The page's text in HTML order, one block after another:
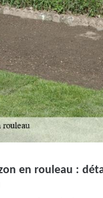
en rouleau :